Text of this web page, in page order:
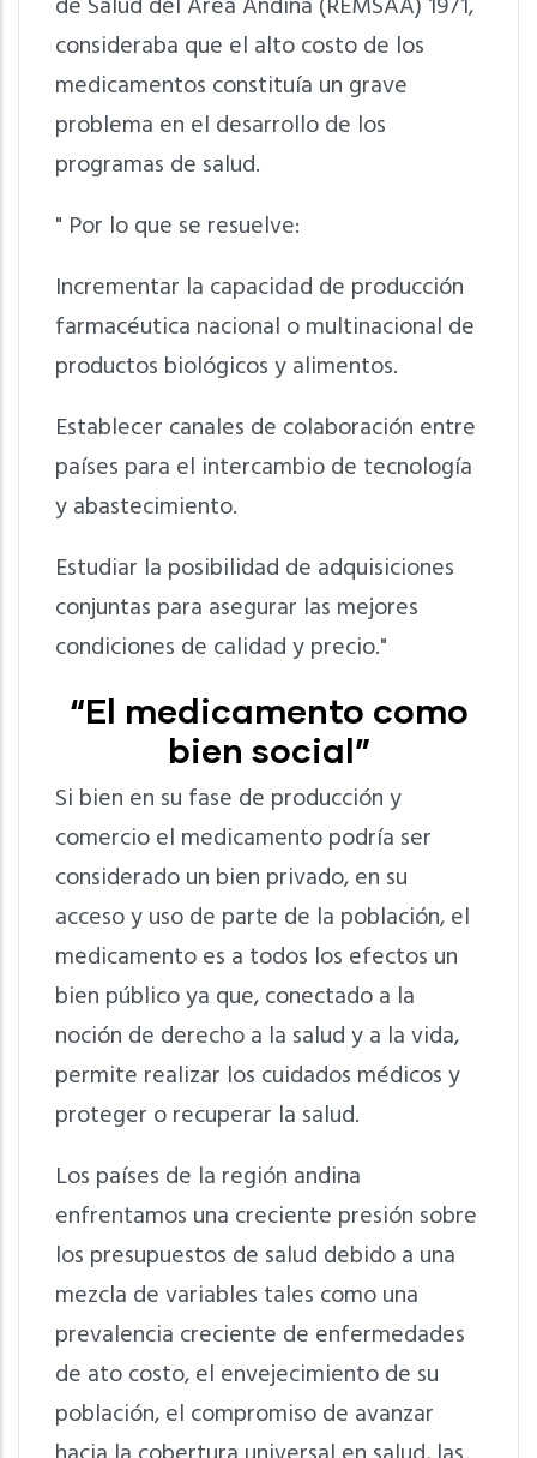
consideraba que el alto costo de los
medicamentos constituía un grave
problema en el desarrollo de los
programas de salud.
" Por lo que se resuelve:
Incrementar la capacidad de producción
farmacéutica nacional o multinacional de
productos biológicos y alimentos.
Establecer canales de colaboración entre
países para el intercambio de tecnología
y abastecimiento.
Estudiar la posibilidad de adquisiciones
conjuntas para asegurar las mejores
condiciones de calidad y precio."
“El medicamento como
bien social”
Si bien en su fase de producción y
comercio el medicamento podría ser
considerado un bien privado, en su
acceso y uso de parte de la población, el
medicamento es a todos los efectos un
bien público ya que, conectado a la
noción de derecho a la salud y a la vida,
permite realizar los cuidados médicos y
proteger o recuperar la salud.
Los países de la región andina
enfrentamos una creciente presión sobre
los presupuestos de salud debido a una
mezcla de variables tales como una
prevalencia creciente de enfermedades
de ato costo, el envejecimiento de su
población, el compromiso de avanzar